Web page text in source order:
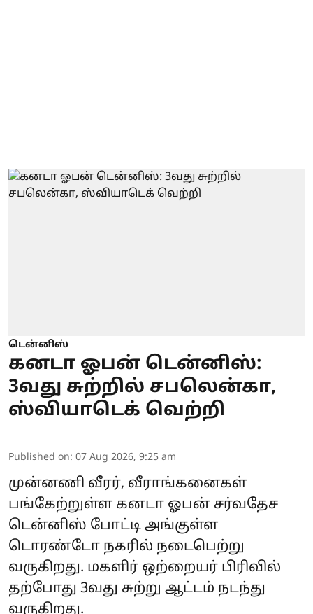
டென்னிஸ்
கனடா ஓபன் டென்னிஸ்:
3வது சுற்றில் சபலென்கா,
ஸ்வியாடெக் வெற்றி
Published on: 07 Aug 2026, 9:25 am
முன்னணி வீரர், வீராங்கனைகள்
பங்கேற்றுள்ள கனடா ஓபன் சர்வதேச
டென்னிஸ் போட்டி அங்குள்ள
டொரண்டோ நகரில் நடைபெற்று
வருகிறது. மகளிர் ஒற்றையர் பிரிவில்
தற்போது 3வது சுற்று ஆட்டம் நடந்து
வருகிறது.